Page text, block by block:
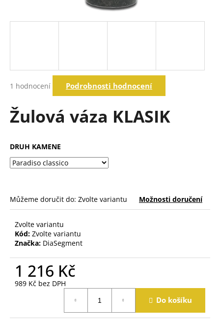
hodnocení
je
5,0
hvězdiček.
1 hodnocení Podrobnosti hodnocení
Žulová váza KLASIK
DRUH KAMENE
Můžeme doručit do: Zvolte variantu Možnosti doručení
Zvolte variantu
Kód: Zvolte variantu
Značka: DiaSegment
1 216 Kč
989 Kč bez DPH
Do košíku
j
o
p
o
č
e
m
e